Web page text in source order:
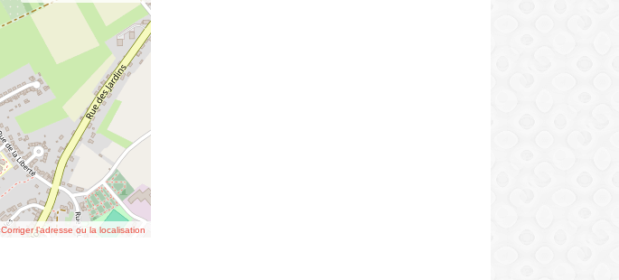
Corriger l’adresse ou la localisation